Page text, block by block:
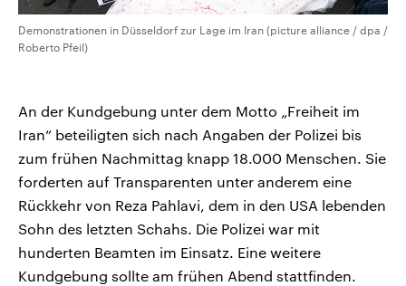
Demonstrationen in Düsseldorf zur Lage im Iran (picture alliance / dpa /
Roberto Pfeil)
An der Kundgebung unter dem Motto „Freiheit im
Iran“ beteiligten sich nach Angaben der Polizei bis
zum frühen Nachmittag knapp 18.000 Menschen. Sie
forderten auf Transparenten unter anderem eine
Rückkehr von Reza Pahlavi, dem in den USA lebenden
Sohn des letzten Schahs. Die Polizei war mit
hunderten Beamten im Einsatz. Eine weitere
Kundgebung sollte am frühen Abend stattfinden.